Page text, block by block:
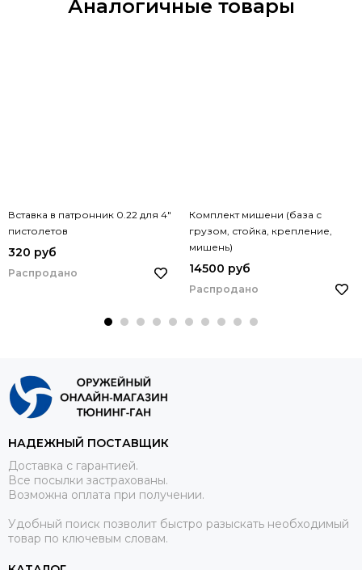
Аналогичные товары
Вставка в патронник 0.22 для 4"
пистолетов
320 руб
Распродано
Комплект мишени (база с
грузом, стойка, крепление,
мишень)
14500 руб
Распродано
НАДЕЖНЫЙ ПОСТАВЩИК
Доставка с гарантией.
Все посылки застрахованы.
Возможна оплата при получении.
Удобный поиск позволит быстро разыскать необходимый
товар по ключевым словам.